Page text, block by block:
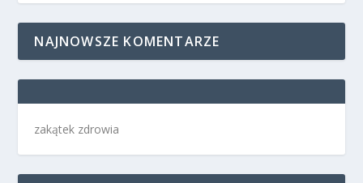
NAJNOWSZE KOMENTARZE
zakątek zdrowia